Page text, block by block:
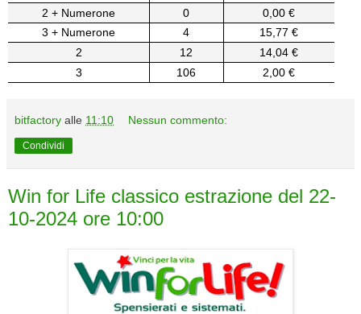
2 + Numerone
0
0,00 €
3 + Numerone
4
15,77 €
2
12
14,04 €
3
106 2,00 €
bitfactory alle 11:10 Nessun commento:
Condividi
Win for Life classico estrazione del 22-
10-2024 ore 10:00